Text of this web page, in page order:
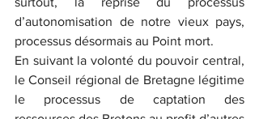
d’autonomisation de notre vieux pays,
processus désormais au Point mort.
En suivant la volonté du pouvoir central,
le Conseil régional de Bretagne légitime
le processus de captation des